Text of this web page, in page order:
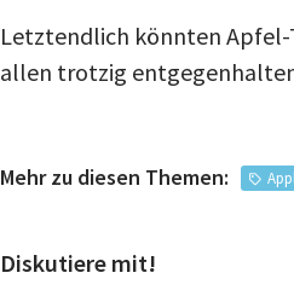
Letztendlich könnten
allen trotzig
Mehr zu diesen Themen:
Diskutiere mit!